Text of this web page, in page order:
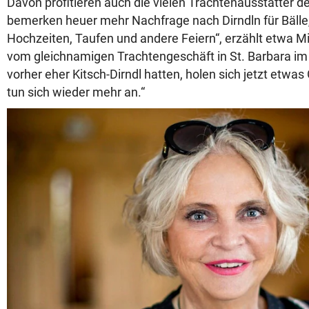
bemerken heuer mehr Nachfrage nach Dirndln für
Hochzeiten, Taufen und andere Feiern“, erzählt etwa
vom gleichnamigen Trachtengeschäft in St. Barbara im
vorher eher Kitsch-Dirndl hatten, holen sich jetzt etwas
tun sich wieder mehr an.“